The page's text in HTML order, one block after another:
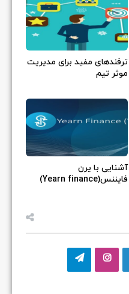
ترفندهای مفید برای مدیریت
موثر تیم
آشنایی با یرن
فایننس(Yearn finance)